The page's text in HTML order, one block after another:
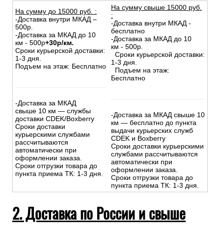
На сумму до 15000 руб. :
-Доставка внутри МКАД –
500р.
-Доставка за МКАД до 10
км - 500р+30р/км.
Сроки курьерской доставки:
1-3 дня.
Подъем на этаж: Бесплатно
-Доставка за МКАД
свыше 10 км — службы
доставки CDEK/Boxberry
Сроки доставки
курьерскими службами
рассчитываются
автоматически при
оформлении заказа.
Сроки отгрузки товара до
пункта приема ТК: 1-3 дня.
На сумму свыше 15000 руб.
:
-Доставка внутри МКАД -
бесплатно
-Доставка за МКАД до 10
км - 500р.
Сроки курьерской доставки:
1-3 дня.
Подъем на этаж:
Бесплатно
-Доставка за МКАД свыше 10
км — бесплатно до пункта
выдачи курьерских служб
CDEK и Boxberry
Сроки доставки курьерскими
службами рассчитываются
автоматически при
оформлении заказа.
Сроки отгрузки товара до
пункта приема ТК: 1-3 дня.
2. Доставка по России и свыше